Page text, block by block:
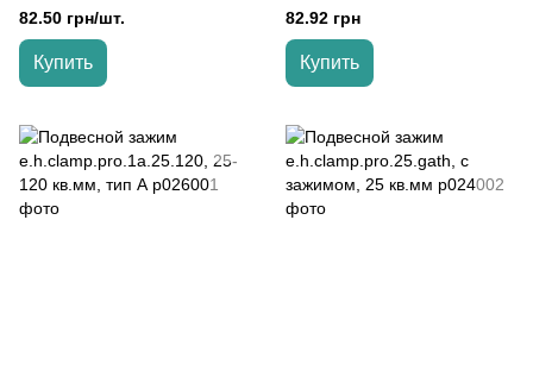
жесткой скобой
82.50 грн/шт.
Купить
жесткой скобой
82.92 грн
Купить